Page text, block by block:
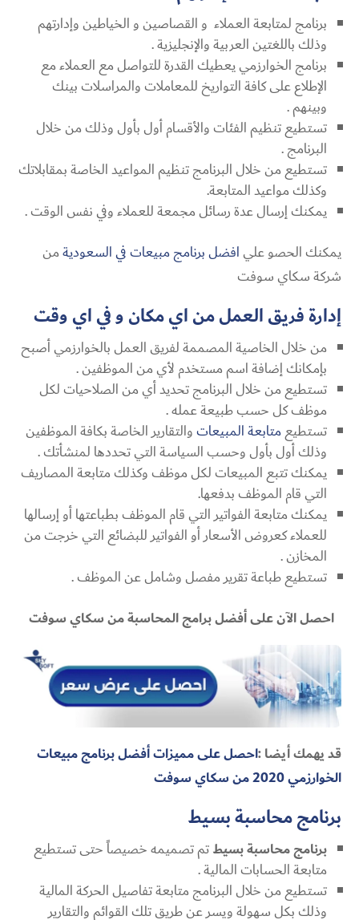
برنامج لمتابعة العملاء و القصاصين و الخياطين وإدارتهم
وذلك باللغتين العربية والإنجليزية .
برنامج الخوارزمي يعطيك القدرة للتواصل مع العملاء مع
الإطلاع على كافة التواريخ للمعاملات والمراسلات بينك
وبينهم .
تستطيع تنظيم الفئات والأقسام أول بأول وذلك من خلال
البرنامج .
تستطيع من خلال البرنامج تنظيم المواعيد الخاصة بمقابلاتك
وكذلك مواعيد المتابعة.
يمكنك إرسال عدة رسائل مجمعة للعملاء وفي نفس الوقت .
يمكنك الحصو عليافضل برنامج مبيعات في السعوديةمن
شركة سكاي سوفت
إدارة فريق العمل من اي مكان و في اي وقت
من خلال الخاصية المصممة لفريق العمل بالخوارزمي أصبح
بإمكانك إضافة اسم مستخدم لأي من الموظفين .
تستطيع من خلال البرنامج تحديد أي من الصلاحيات لكل
موظف كل حسب طبيعة عمله .
تستطيعمتابعة المبيعاتوالتقارير الخاصة بكافة الموظفين
وذلك أول بأول وحسب السياسة التي تحددها لمنشأتك .
يمكنك تتبع المبيعات لكل موظف وكذلك متابعة المصاريف
التي قام الموظف بدفعها.
يمكنك متابعة الفواتير التي قام الموظف بطباعتها أو إرسالها
للعملاء كعروض الأسعار أو الفواتير للبضائع التي خرجت من
المخازن .
تستطيع طباعة تقرير مفصل وشامل عن الموظف .
احصل الآن على أفضل برامج المحاسبة من سكاي سوفت
قد يهمك أيضا :احصل على مميزات أفضل برنامج مبيعات
الخوارزمي 2020 من سكاي سوفت
برنامج محاسبة بسيط
برنامج محاسبة بسيطتم تصميمه خصيصاً حتى تستطيع
متابعة الحسابات المالية .
تستطيع من خلال البرنامج متابعة تفاصيل الحركة المالية
وذلك بكل سهولة ويسر عن طريق تلك القوائم والتقارير